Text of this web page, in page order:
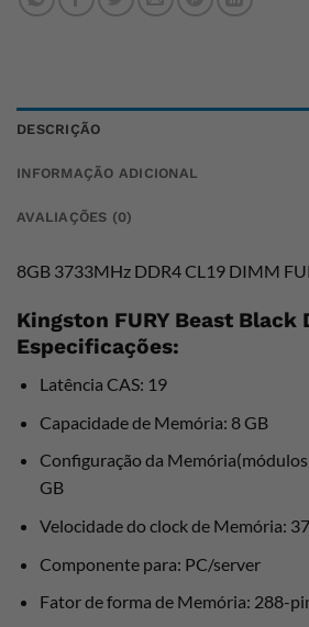
DESCRIÇÃO
INFORMAÇÃO ADICIONAL
AVALIAÇÕES (0)
8GB 3733MHz DDR4 CL19 DIMM
Kingston FURY Beast Black
Especificações:
Latência CAS: 19
Capacidade de Memória: 8 GB
Configuração da
GB
Velocidade do clock de Memória:
Componente para: PC/server
Fator de forma de Memória: 288-